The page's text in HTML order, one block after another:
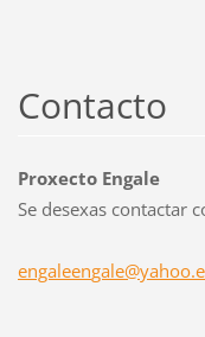
Contacto
Proxecto Engale
Se desexas contactar
engaleengale@yah